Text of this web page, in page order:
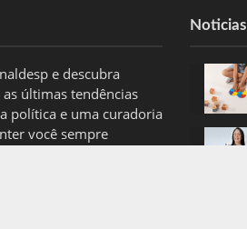
e descubra
últimas tendências
política e uma curadoria
você sempre
Noticias